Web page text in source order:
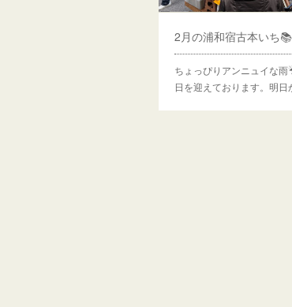
ちょっぴりアンニュイな雨
日を迎えております。明日